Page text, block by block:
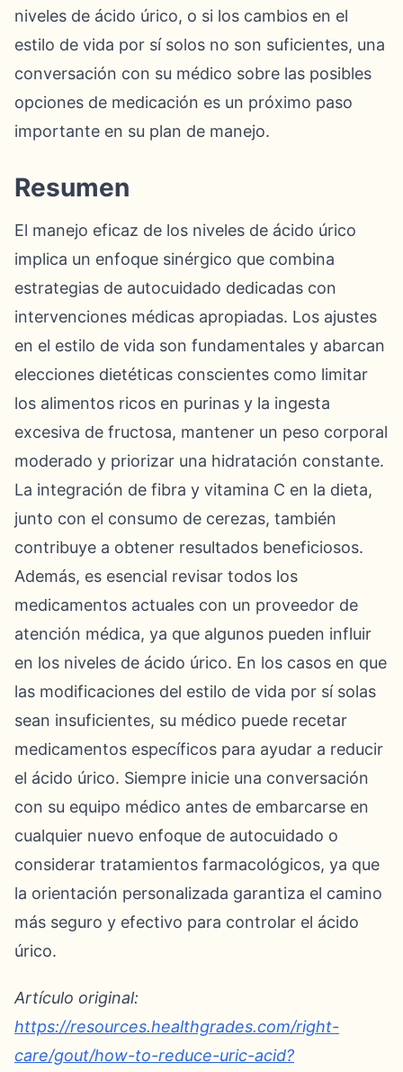
niveles de ácido úrico, o si los cambios en el
estilo de vida por sí solos no son suficientes, una
conversación con su médico sobre las posibles
opciones de medicación es un próximo paso
importante en su plan de manejo.
Resumen
El manejo eficaz de los niveles de ácido úrico
implica un enfoque sinérgico que combina
estrategias de autocuidado dedicadas con
intervenciones médicas apropiadas. Los ajustes
en el estilo de vida son fundamentales y abarcan
elecciones dietéticas conscientes como limitar
los alimentos ricos en purinas y la ingesta
excesiva de fructosa, mantener un peso corporal
moderado y priorizar una hidratación constante.
La integración de fibra y vitamina C en la dieta,
junto con el consumo de cerezas, también
contribuye a obtener resultados beneficiosos.
Además, es esencial revisar todos los
medicamentos actuales con un proveedor de
atención médica, ya que algunos pueden influir
en los niveles de ácido úrico. En los casos en que
las modificaciones del estilo de vida por sí solas
sean insuficientes, su médico puede recetar
medicamentos específicos para ayudar a reducir
el ácido úrico. Siempre inicie una conversación
con su equipo médico antes de embarcarse en
cualquier nuevo enfoque de autocuidado o
considerar tratamientos farmacológicos, ya que
la orientación personalizada garantiza el camino
más seguro y efectivo para controlar el ácido
úrico.
Artículo original:
https://resources.healthgrades.com/right-
care/gout/how-to-reduce-uric-acid?